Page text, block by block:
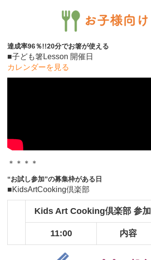
達成率96％!!20分でお箸が使える
■子ども箸Lesson 開催日
カレンダーを見る
＊＊＊＊
“お試し参加”の募集枠がある日
■KidsArtCooking倶楽部
Kids Art Cooking倶楽部 参加
11:00 内容